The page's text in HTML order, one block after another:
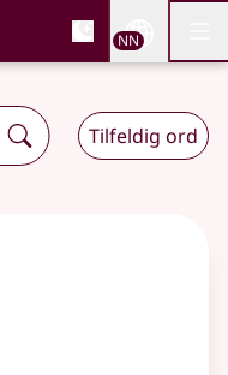
og
NN
Tilfeldig ord